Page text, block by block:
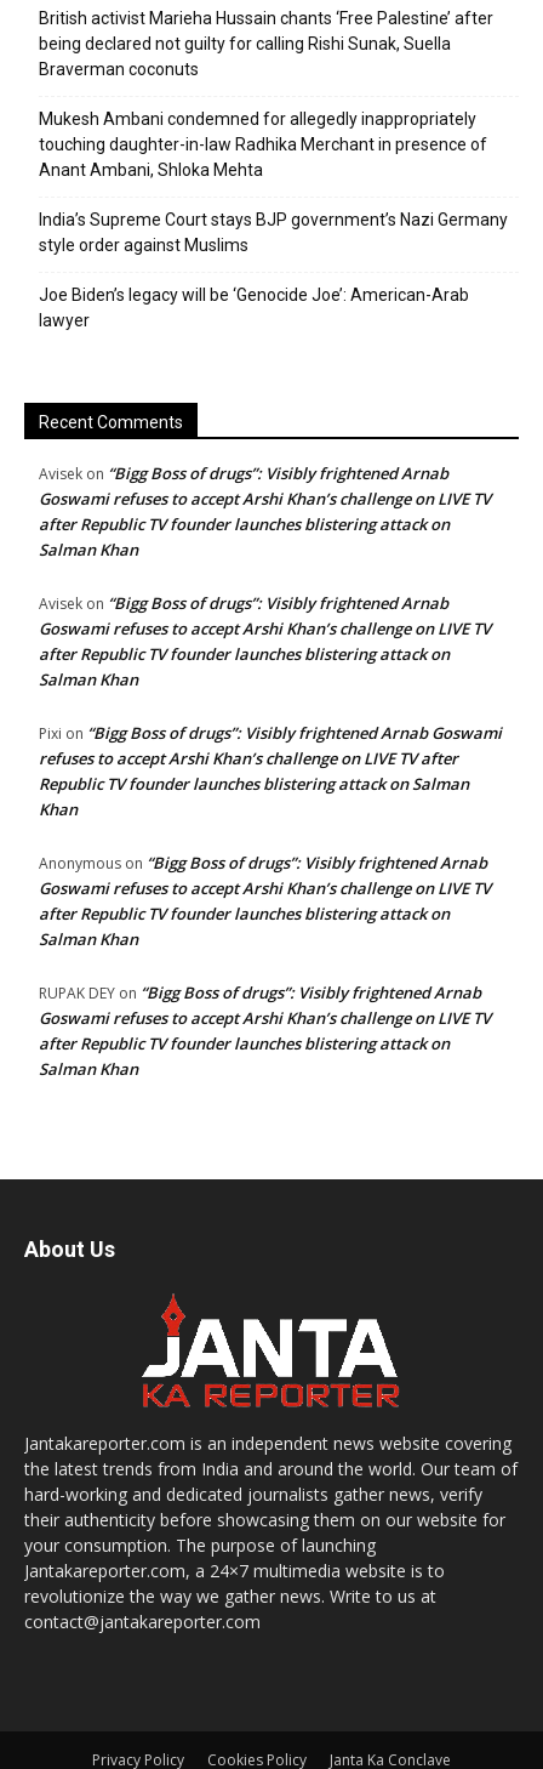
British activist Marieha Hussain chants ‘Free Palestine’ after
being declared not guilty for calling Rishi Sunak, Suella
Braverman coconuts
Mukesh Ambani condemned for allegedly inappropriately
touching daughter-in-law Radhika Merchant in presence of
Anant Ambani, Shloka Mehta
India’s Supreme Court stays BJP government’s Nazi Germany
style order against Muslims
Joe Biden’s legacy will be ‘Genocide Joe’: American-Arab
lawyer
Recent Comments
Avisek on “Bigg Boss of drugs”: Visibly frightened Arnab
Goswami refuses to accept Arshi Khan’s challenge on LIVE TV
after Republic TV founder launches blistering attack on
Salman Khan
Avisek on “Bigg Boss of drugs”: Visibly frightened Arnab
Goswami refuses to accept Arshi Khan’s challenge on LIVE TV
after Republic TV founder launches blistering attack on
Salman Khan
Pixi on “Bigg Boss of drugs”: Visibly frightened Arnab Goswami
refuses to accept Arshi Khan’s challenge on LIVE TV after
Republic TV founder launches blistering attack on Salman
Khan
Anonymous on “Bigg Boss of drugs”: Visibly frightened Arnab
Goswami refuses to accept Arshi Khan’s challenge on LIVE TV
after Republic TV founder launches blistering attack on
Salman Khan
RUPAK DEY on “Bigg Boss of drugs”: Visibly frightened Arnab
Goswami refuses to accept Arshi Khan’s challenge on LIVE TV
after Republic TV founder launches blistering attack on
Salman Khan
About Us
Jantakareporter.com is an independent news website covering
the latest trends from India and around the world. Our team of
hard-working and dedicated journalists gather news, verify
their authenticity before showcasing them on our website for
your consumption. The purpose of launching
Jantakareporter.com, a 24×7 multimedia website is to
revolutionize the way we gather news. Write to us at
contact@jantakareporter.com
Privacy Policy Cookies Policy Janta Ka Conclave